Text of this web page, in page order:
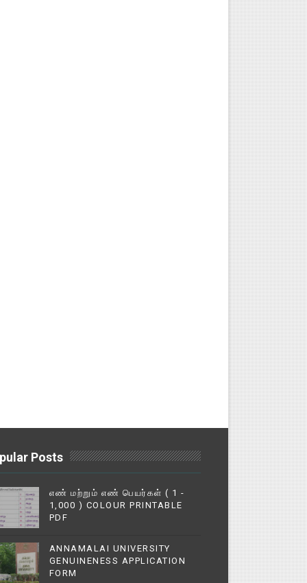
Posts
எண் மற்றும் எண் பெயர்கள் ( 1 -
1,000 ) COLOUR PRINTABLE
PDF
ANNAMALAI UNIVERSITY
GENUINENESS APPLICATION
FORM